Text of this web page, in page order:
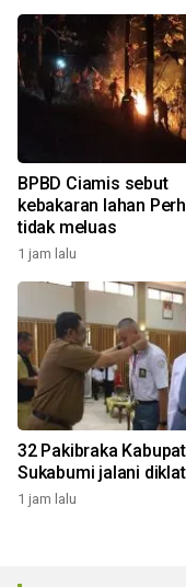
BPBD Ciamis sebut
kebakaran lahan
tidak meluas
1 jam lalu
32 Pakibraka
Sukabumi jalani diklat
1 jam lalu